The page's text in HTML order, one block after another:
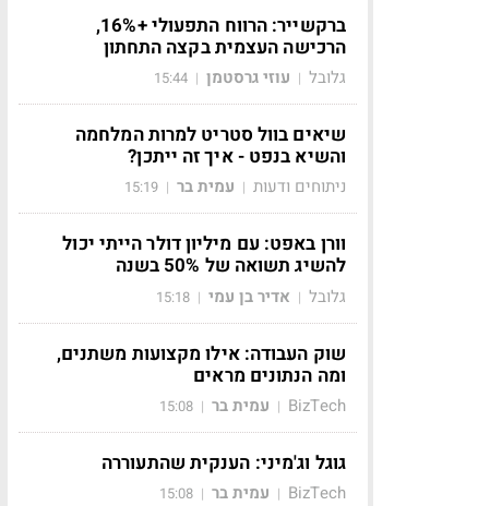
ברקשייר: הרווח התפעולי +16%,
הרכישה העצמית בקצה התחתון
גלובל | עוזי גרסטמן |
15:44
שיאים בוול סטריט למרות המלחמה
והשיא בנפט - איך זה ייתכן?
ניתוחים ודעות | עמית בר |
15:19
וורן באפט: עם מיליון דולר הייתי יכול
להשיג תשואה של 50% בשנה
גלובל | אדיר בן עמי |
15:18
שוק העבודה: אילו מקצועות משתנים,
ומה הנתונים מראים
BizTech
| עמית בר |
15:08
גוגל וג'מיני: הענקית שהתעוררה
BizTech
| עמית בר |
15:08